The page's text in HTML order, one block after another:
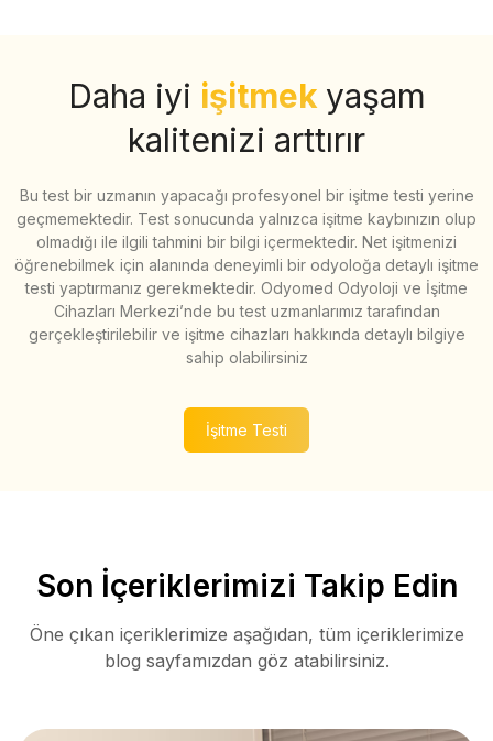
Daha iyi işitmek yaşam
kalitenizi arttırır
Bu test bir uzmanın yapacağı profesyonel bir işitme testi yerine
geçmemektedir. Test sonucunda yalnızca işitme kaybınızın olup
olmadığı ile ilgili tahmini bir bilgi içermektedir. Net işitmenizi
öğrenebilmek için alanında deneyimli bir odyoloğa detaylı işitme
testi yaptırmanız gerekmektedir. Odyomed Odyoloji ve İşitme
Cihazları Merkezi’nde bu test uzmanlarımız tarafından
gerçekleştirilebilir ve işitme cihazları hakkında detaylı bilgiye
sahip olabilirsiniz
İşitme Testi
Son İçeriklerimizi Takip Edin
Öne çıkan içeriklerimize aşağıdan, tüm içeriklerimize
blog sayfamızdan göz atabilirsiniz.